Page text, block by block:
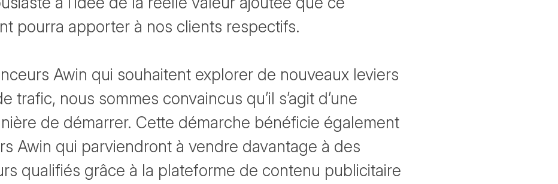
pourra apporter à nos clients respectifs.
Awin qui souhaitent explorer de nouveaux leviers
trafic, nous sommes convaincus qu’il s’agit d’une
de démarrer. Cette démarche bénéficie également
Awin qui parviendront à vendre davantage à des
qualifiés grâce à la plateforme de contenu publicitaire